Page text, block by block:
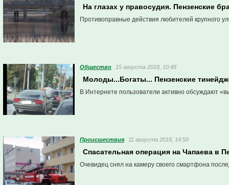
На глазах у правосудия. Пензенские
Противоправные действия любителей крупного
Общество 15 августа 2018, 10:48
Молоды...Богаты... Пензенские
В Интернете пользователи активно обсуждают
Проиcшествия 11 августа 2018, 14:59
Спасательная операция на Чапаева в
Очевидец снял на камеру своего смартфона